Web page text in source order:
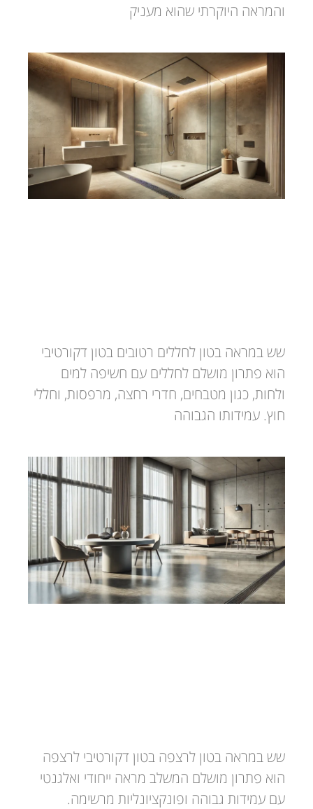
והמראה היוקרתי שהוא מעניק
שש במראה בטון לחללים רטובים בטון דקורטיבי
הוא פתרון מושלם לחללים עם חשיפה למים
ולחות, כגון מטבחים, חדרי רחצה, מרפסות, וחללי
חוץ. עמידותו הגבוהה
שש במראה בטון לרצפה בטון דקורטיבי לרצפה
הוא פתרון מושלם המשלב מראה ייחודי ואלגנטי
עם עמידות גבוהה ופונקציונליות מרשימה.